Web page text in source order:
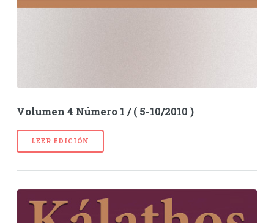
Volumen 4 Número 1 / ( 5-10/2010 )
LEER EDICIÓN